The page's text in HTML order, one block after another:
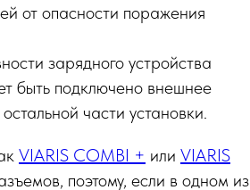
от опасности поражения
зарядного устройства
быть подключено внешнее
части установки.
VIARIS COMBI + или VIARIS
поэтому, если в одном из